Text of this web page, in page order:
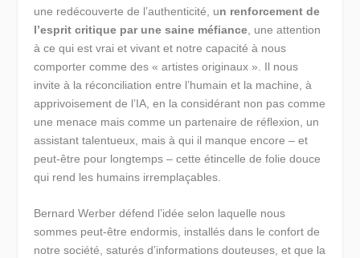
une redécouverte de l’authenticité, un renforcement de
l’esprit critique par une saine méfiance , une attention
à ce qui est vrai et vivant et notre capacité à nous
comporter comme des « artistes originaux ». Il nous
invite à la réconciliation entre l’humain et la machine, à
apprivoisement de l’IA, en la considérant non pas comme
une menace mais comme un partenaire de réflexion, un
assistant talentueux, mais à qui il manque encore – et
peut-être pour longtemps – cette étincelle de folie douce
qui rend les humains irremplaçables.
Bernard Werber défend l’idée selon laquelle nous
sommes peut-être endormis, installés dans le confort de
notre société, saturés d’informations douteuses, et que la